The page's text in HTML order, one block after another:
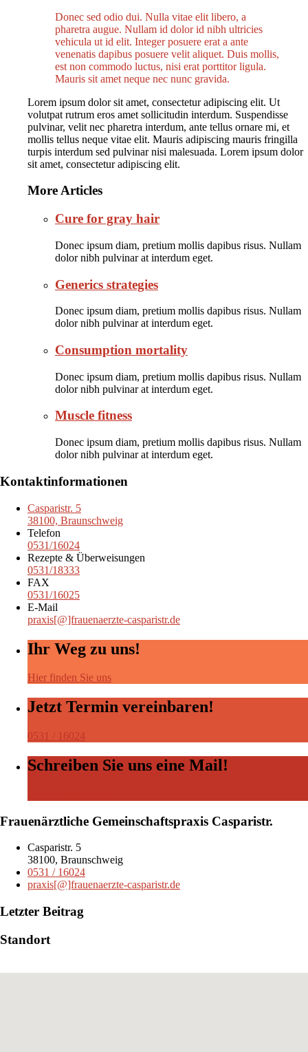
Donec sed odio dui. Nulla vitae elit libero, a
pharetra augue. Nullam id dolor id nibh ultricies
vehicula ut id elit. Integer posuere erat a ante
venenatis dapibus posuere velit aliquet. Duis mollis,
est non commodo luctus, nisi erat porttitor ligula.
Mauris sit amet neque nec nunc gravida.
Lorem ipsum dolor sit amet, consectetur adipiscing elit. Ut
volutpat rutrum eros amet sollicitudin interdum. Suspendisse
pulvinar, velit nec pharetra interdum, ante tellus ornare mi, et
mollis tellus neque vitae elit. Mauris adipiscing mauris fringilla
turpis interdum sed pulvinar nisi malesuada. Lorem ipsum dolor
sit amet, consectetur adipiscing elit.
More Articles
Cure for gray hair
Donec ipsum diam, pretium mollis dapibus risus. Nullam
dolor nibh pulvinar at interdum eget.
Generics strategies
Donec ipsum diam, pretium mollis dapibus risus. Nullam
dolor nibh pulvinar at interdum eget.
Consumption mortality
Donec ipsum diam, pretium mollis dapibus risus. Nullam
dolor nibh pulvinar at interdum eget.
Muscle fitness
Donec ipsum diam, pretium mollis dapibus risus. Nullam
dolor nibh pulvinar at interdum eget.
Kontaktinformationen
Casparistr. 5
38100, Braunschweig
Telefon
0531/16024
Rezepte & Überweisungen
0531/18333
FAX
0531/16025
E-Mail
praxis[@]frauenaerzte-casparistr.de
Ihr Weg zu uns!
Hier finden Sie uns
Jetzt Termin vereinbaren!
0531 / 16024
Schreiben Sie uns eine Mail!
Frauenärztliche Gemeinschaftspraxis Casparistr.
Casparistr. 5
38100, Braunschweig
0531 / 16024
praxis[@]frauenaerzte-casparistr.de
Letzter Beitrag
Standort